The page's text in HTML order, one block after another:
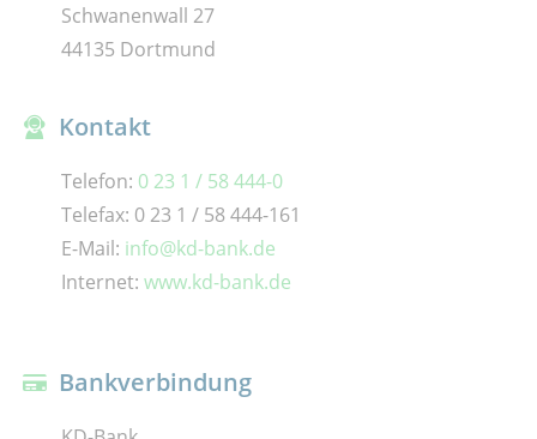
Schwanenwall 27
44135 Dortmund
Kontakt
Telefon: 0 23 1 / 58 444-0
Telefax: 0 23 1 / 58 444-161
E-Mail: info@kd-bank.de
Internet: www.kd-bank.de
Bankverbindung